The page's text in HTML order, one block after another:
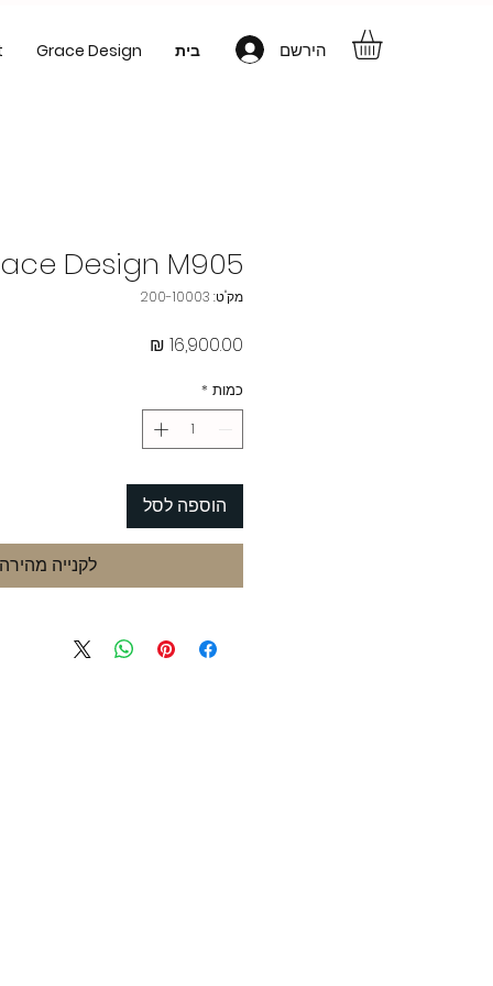
הירשם בית Grace Design
Design M905
מק"ט: 200-10003
כמות *
הוספה לסל
לקנייה מהירה